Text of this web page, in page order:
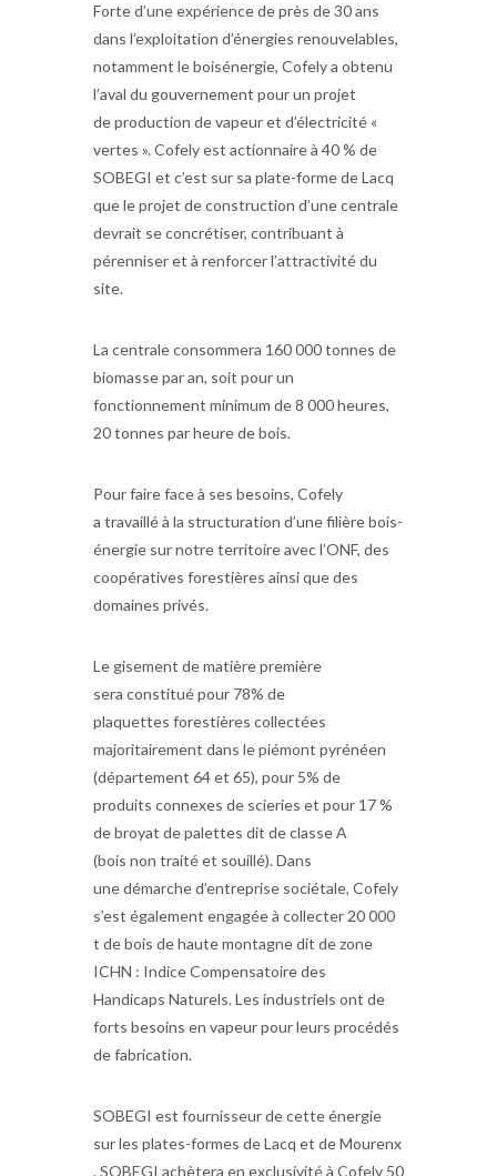
Forte d’une expérience de près de 30 ans
dans l’exploitation d’énergies renouvelables,
notamment le boisénergie, Cofely a obtenu
l’aval du gouvernement pour un projet
de production de vapeur et d’électricité «
vertes ». Cofely est actionnaire à 40 % de
SOBEGI et c’est sur sa plate-forme de Lacq
que le projet de construction d’une centrale
devrait se concrétiser, contribuant à
pérenniser et à renforcer l’attractivité du
site.
La centrale consommera 160 000 tonnes de
biomasse par an, soit pour un
fonctionnement minimum de 8 000 heures,
20 tonnes par heure de bois.
Pour faire face à ses besoins, Cofely
a travaillé à la structuration d’une filière bois-
énergie sur notre territoire avec l’ONF, des
coopératives forestières ainsi que des
domaines privés.
Le gisement de matière première
sera constitué pour 78% de
plaquettes forestières collectées
majoritairement dans le piémont pyrénéen
(département 64 et 65), pour 5% de
produits connexes de scieries et pour 17 %
de broyat de palettes dit de classe A
(bois non traité et souillé). Dans
une démarche d’entreprise sociétale, Cofely
s’est également engagée à collecter 20 000
t de bois de haute montagne dit de zone
ICHN : Indice Compensatoire des
Handicaps Naturels. Les industriels ont de
forts besoins en vapeur pour leurs procédés
de fabrication.
SOBEGI est fournisseur de cette énergie
sur les plates-formes de Lacq et de Mourenx
. SOBEGI achètera en exclusivité à Cofely 50